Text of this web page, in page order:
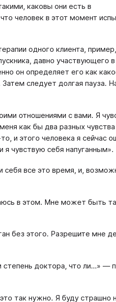
каковы они есть в
человек в этот момент
одного клиента, пример,
давно участвующего в
он определяет его как
следует долгая пауза.
отношениями с вами. Я
как бы два разных
и этого человека я сейчас
чувствую себя напуганным».
себя все это время, и,
в этом. Мне может быть
без этого. Разрешите мне
доктора, что ли...» ―
так нужно. Я буду страшно